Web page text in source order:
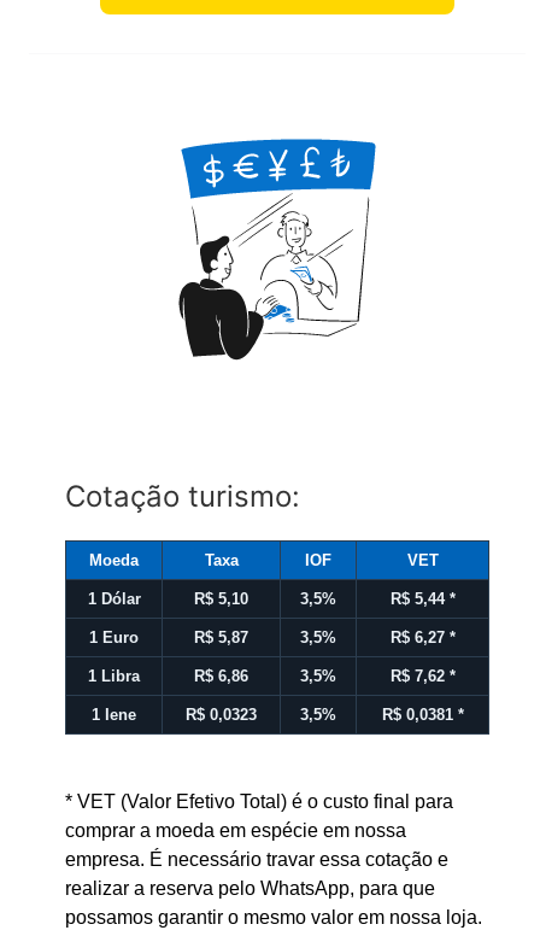
Cotação turismo:
Moeda Taxa IOF VET
1 Dólar R$ 5,10 3,5% R$ 5,44 *
1 Euro R$ 5,87 3,5% R$ 6,27 *
1 Libra R$ 6,86 3,5% R$ 7,62 *
1 Iene R$ 0,0323 3,5% R$ 0,0381 *
* VET (Valor Efetivo Total) é o custo final para
comprar a moeda em espécie em nossa
empresa. É necessário travar essa cotação e
realizar a reserva pelo WhatsApp, para que
possamos garantir o mesmo valor em nossa loja.